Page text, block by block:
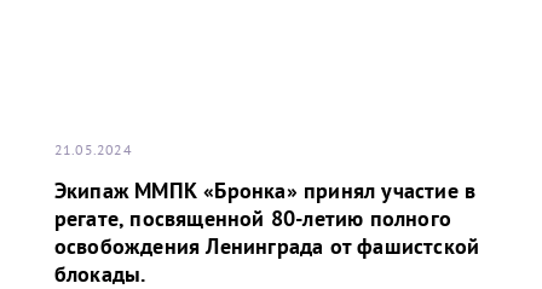
21.05.2024
Экипаж ММПК «Бронка» принял участие в
регате, посвященной 80-летию полного
освобождения Ленинграда от фашистской
блокады.